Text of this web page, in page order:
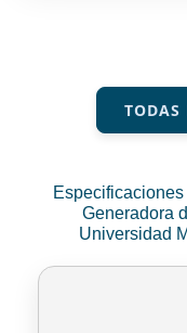
TODAS
Generadora
Universidad